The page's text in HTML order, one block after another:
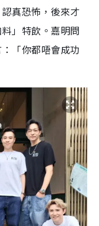
真恐怖，後來才
」特飲。嘉明問
「你都唔會成功